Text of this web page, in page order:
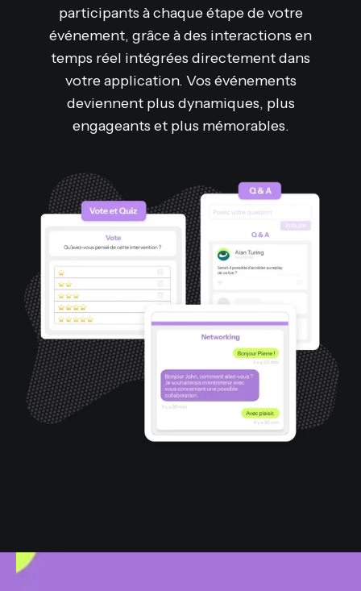
participants à chaque étape de votre
événement, grâce à des interactions en
temps réel intégrées directement dans
votre application. Vos événements
deviennent plus dynamiques, plus
engageants et plus mémorables.